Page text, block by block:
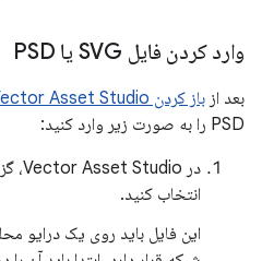
وارد کردن فایل SVG یا PSD
بعد از باز کردن Vector Asset Studio
PSD را به صورت زیر وارد کنید:
در Vector Asset Studio، گزینه
انتخاب کنید.
این فایل باید روی یک درایو